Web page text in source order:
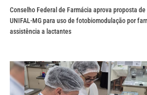
Conselho Federal de Farmácia aprova proposta
UNIFAL-MG para uso de fotobiomodulação por
assistência a lactantes